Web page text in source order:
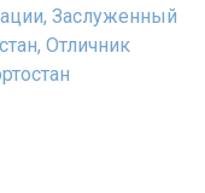
Заслуженный
Отличник